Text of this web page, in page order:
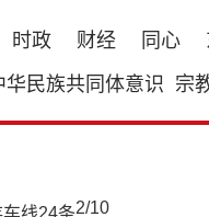
时政 财经 同心
华民族共同体意识 宗
2/10